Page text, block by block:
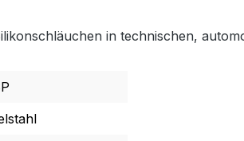
in technischen,